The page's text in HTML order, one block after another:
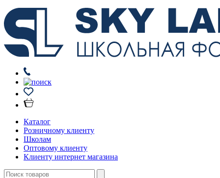
Каталог
Розничному клиенту
Школам
Оптовому клиенту
Клиенту интернет магазина